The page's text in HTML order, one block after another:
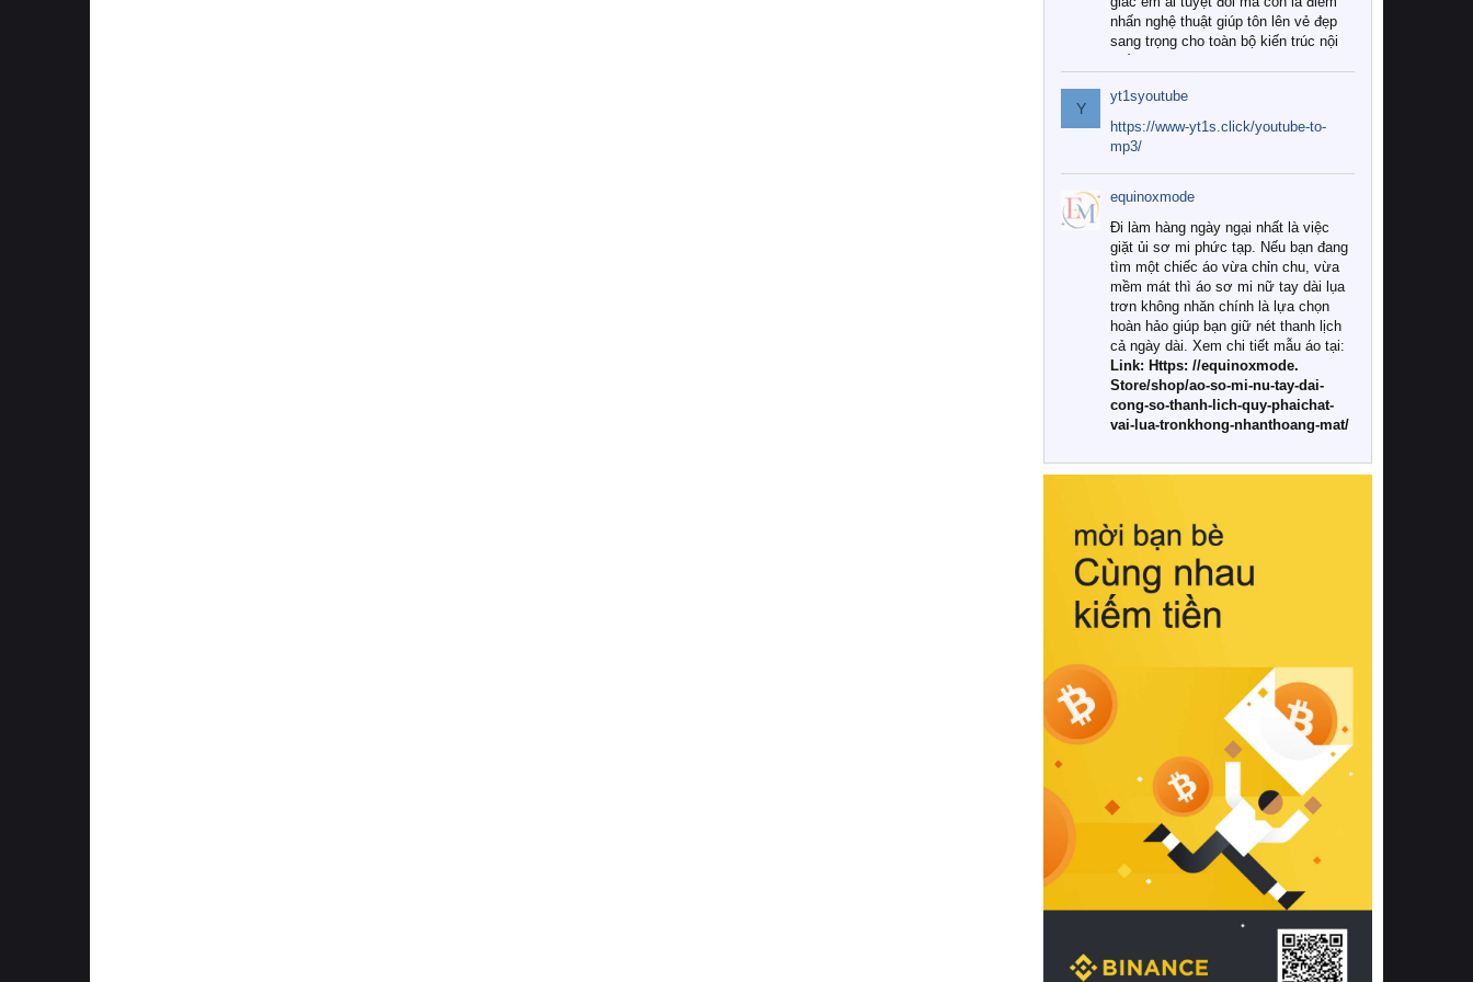
nhấn nghệ thuật giúp tôn lên vẻ đẹp
sang trọng cho toàn bộ kiến trúc nội
Tuy nhiên, giữa thị trường đa dạng
với vô vàn thương hiệu và mẫu mã
như hiện nay, làm thế nào để chọn
được những bộ chăn ga gối đệm cao
cấp thực sự chất lượng, phù hợp với
khí hậu và nhu cầu sử dụng của gia
đình? Hãy cùng chúng tôi đi tìm lời
giải đáp chi tiết qua bài viết dưới đây.
1. Tại sao các gia đình hiện đại lại ưa
chuộng chăn ga gối đệm cao cấp?
Khác với các dòng sản phẩm thông
thường, những bộ chăn ga gối đệm
cao cấp trải qua quy trình sản xuất
nghiêm ngặt từ khâu chọn lọc nguyên
liệu tự nhiên đến công nghệ dệt
nhuộm hiện đại không chứa hóa chất
này, bạn sẽ cảm nhận rõ rệt sự khác
hồi chuẩn xác của phần đệm nâng đỡ
cột sống.
Bên cạnh đó, việc lựa chọn các dòng
sản phẩm đạt chuẩn chất lượng quốc
tế còn giúp ngăn ngừa tình trạng kích
khuẩn và nấm mốc trong điều kiện
thời tiết nóng ẩm. Bạn có thể tìm hiểu
thêm các nghiên cứu khoa học về tác
động của giấc ngủ và môi trường
phòng ngủ đối với sức khỏe con
người tại Sleep Foundation (External
Link) để có cái nhìn toàn diện hơn.
2. Các tiêu chí vàng khi lựa chọn
chăn ga gối đệm cao cấp cho phòng
ngủ
Để sở hữu một bộ chăn ga gối đệm
cao cấp hoàn hảo cả về thẩm mỹ lẫn
công năng, người tiêu dùng cần cân
nhắc kỹ lưỡng các tiêu chí quan trọng
Y
yt1syoutube
https://www-yt1s.click/youtube-to-
mp3/
equinoxmode
Đi làm hàng ngày ngại nhất là việc
giặt ủi sơ mi phức tạp. Nếu bạn đang
tìm một chiếc áo vừa chỉn chu, vừa
mềm mát thì áo sơ mi nữ tay dài lụa
trơn không nhăn chính là lựa chọn
hoàn hảo giúp bạn giữ nét thanh lịch
cả ngày dài. Xem chi tiết mẫu áo tại:
Link: Https: //equinoxmode.
Store/shop/ao-so-mi-nu-tay-dai-
cong-so-thanh-lich-quy-phaichat-
vai-lua-tronkhong-nhanthoang-mat/